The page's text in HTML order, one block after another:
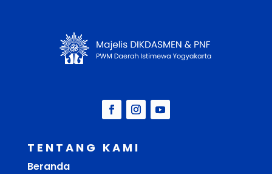
TENTANG KAMI
Beranda